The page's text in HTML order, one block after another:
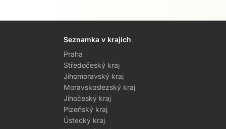
Seznamka v krajích
Praha
Středočeský kraj
Jihomoravský kraj
Moravskoslezský kraj
Jihočeský kraj
Plzeňský kraj
Ústecký kraj